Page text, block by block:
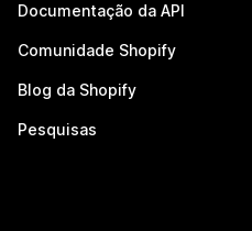
Documentação da API
Comunidade Shopify
Blog da Shopify
Pesquisas